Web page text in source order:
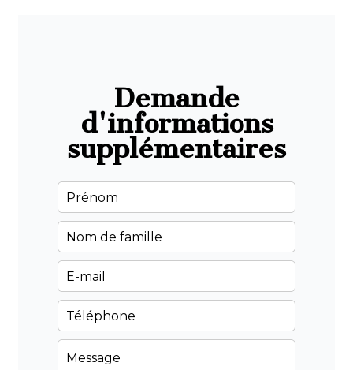
Demande
d'informations
supplémentaires